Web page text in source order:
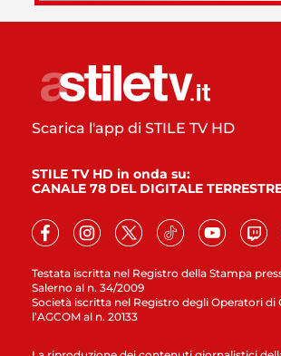
Testata iscritta nel Registro della Stampa
Salerno al n. 34/2009
Società iscritta nel Registro degli Operatori di
l’AGCOM al n. 20133
Scarica l'app di STILE TV HD
STILE TV HD in onda su:
CANALE 78 DEL DIGITALE